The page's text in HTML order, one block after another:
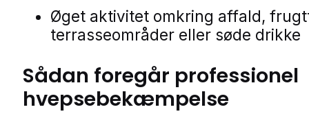
Øget aktivitet omkring affald,
terrasseområder eller søde drikke
Sådan foregår professionel
hvepsebekæmpelse